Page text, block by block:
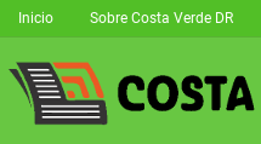
Inicio Sobre Costa Verde DR